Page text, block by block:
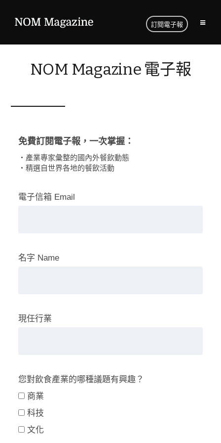
訂閱電子報
NOM Magazine 電子報
免費訂閱電子報，一次掌握：
・產業專家彙整的國內外餐飲動態
・精選自世界各地的餐飲活動
電子信箱 Email
名字 Name
現任行業
您對飲食產業的哪種議題有興趣？
商業
科技
文化